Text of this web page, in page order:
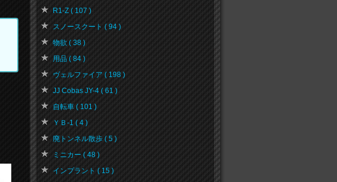
R1-Z ( 107 )
スノースクート ( 94 )
物欲 ( 38 )
用品 ( 84 )
ヴェルファイア ( 198 )
JJ Cobas JY-4 ( 61 )
自転車 ( 101 )
ＹＢ-1 ( 4 )
廃トンネル散歩 ( 5 )
ミニカー ( 48 )
インプラント ( 15 )